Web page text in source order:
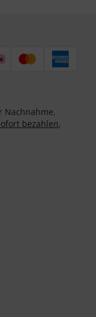
Nachnahme,
bezahlen,